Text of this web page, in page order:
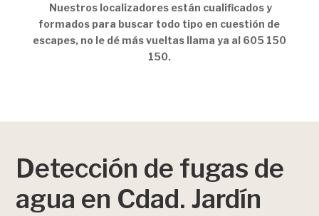
Nuestros localizadores están cualificados y
formados para buscar todo tipo en cuestión de
escapes, no le dé más vueltas llama ya al 605 150
150.
Detección de fugas de
agua en Cdad. Jardín